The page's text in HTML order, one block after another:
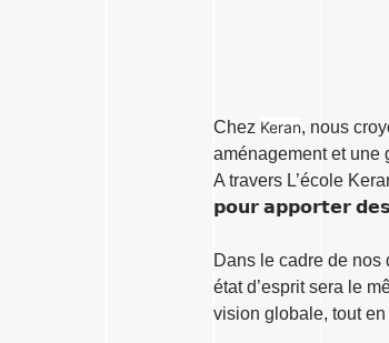
Chez Keran, nous
aménagement et une
A travers L’école
𝗽𝗼𝘂𝗿 𝗮𝗽𝗽𝗼𝗿𝘁𝗲𝗿
Dans le cadre de nos
état d’esprit sera le
vision globale, tout